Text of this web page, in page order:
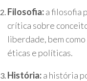
Filosofia:a filosofia
crítica sobre
liberdade, bem
éticas e políticas.
História:a história